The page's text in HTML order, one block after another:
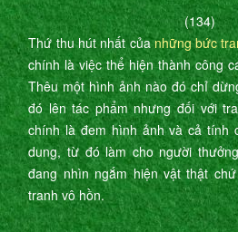
(134)
Thứ thu hút nhất củanhững bức
chính là việc thể hiện thành công
Thêu một hình ảnh nào đó chỉ
đó lên tác phẩm nhưng đối với
chính là đem hình ảnh và cả tính
dung, từ đó làm cho người
đang nhìn ngắm hiện vật thật
tranh vô hồn.